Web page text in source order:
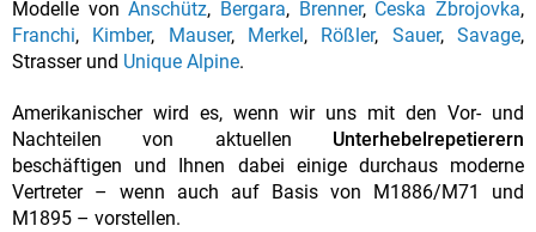
Modelle vonAnschütz, Bergara, Brenner, Ceska Zbrojovka,
Franchi, Kimber, Mauser, Merkel , Rößler, Sauer,Savage,
Strasser und Unique Alpine.
Amerikanischer wird es, wenn wir uns mit den Vor- und
Nachteilen von aktuellen Unterhebelrepetierern
beschäftigen und Ihnen dabei einige durchaus moderne
Vertreter – wenn auch auf Basis von M1886/M71 und
M1895 – vorstellen.